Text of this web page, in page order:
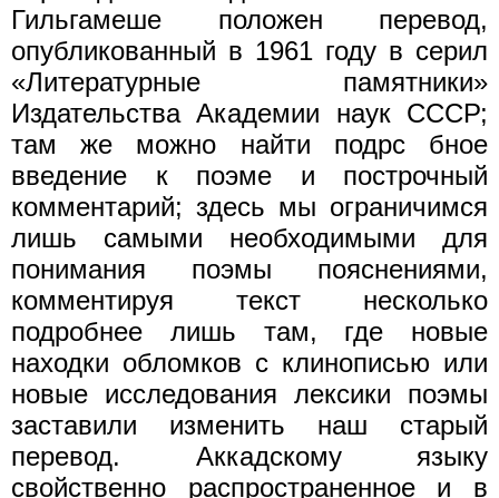
Гильгамеше положен перевод,
опубликованный в 1961 году в серил
«Литературные памятники»
Издательства Академии наук СССР;
там же можно найти подрс бное
введение к поэме и построчный
комментарий; здесь мы ограничимся
лишь самыми необходимыми для
понимания поэмы пояснениями,
комментируя текст несколько
подробнее лишь там, где новые
находки обломков с клинописью или
новые исследования лексики поэмы
заставили изменить наш старый
перевод. Аккадскому языку
свойственно распространенное и в